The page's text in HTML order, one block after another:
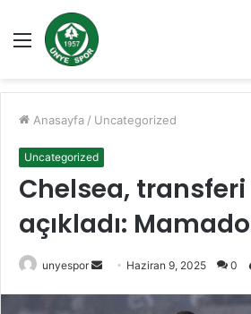
Menü
Anasayfa / Uncategorized
Uncategorized
Chelsea,
açıkladı:
unyespor
Bir
Haziran 9, 2025 0